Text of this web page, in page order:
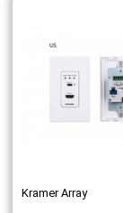
Kramer Array